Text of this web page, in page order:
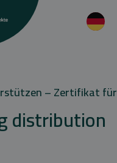
– Zertifikat für
distribution